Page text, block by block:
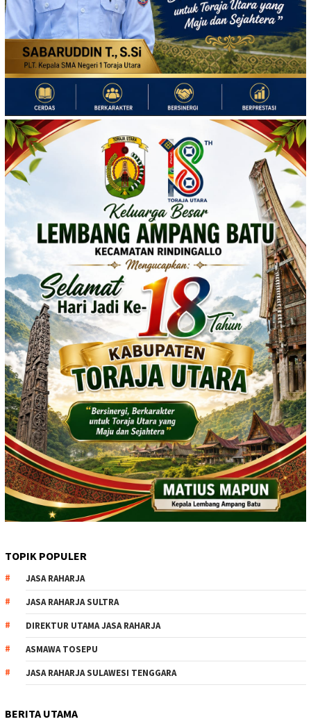
TOPIK POPULER
JASA RAHARJA
JASA RAHARJA SULTRA
DIREKTUR UTAMA JASA RAHARJA
ASMAWA TOSEPU
JASA RAHARJA SULAWESI TENGGARA
BERITA UTAMA